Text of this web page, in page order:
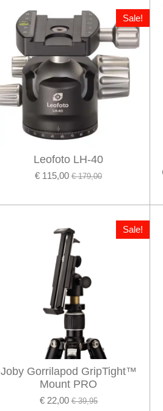
Sale!
Leofoto LH-40
€ 115,00 € 179,00
Sale!
Joby Gorrilapod GripTight™
Mount PRO
€ 22,00 € 39,95